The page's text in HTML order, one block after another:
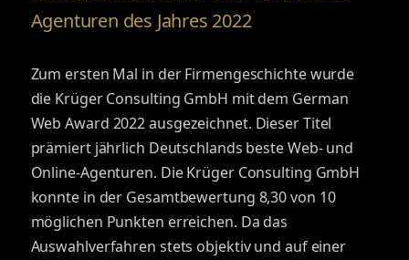
Agenturen des Jahres 2022
Zum ersten Mal in der Firmengeschichte wurde
die Krüger Consulting GmbH mit dem German
Web Award 2022 ausgezeichnet. Dieser Titel
prämiert jährlich Deutschlands beste Web- und
Online-Agenturen. Die Krüger Consulting GmbH
konnte in der Gesamtbewertung 8,30 von 10
möglichen Punkten erreichen. Da das
Auswahlverfahren stets objektiv und auf einer